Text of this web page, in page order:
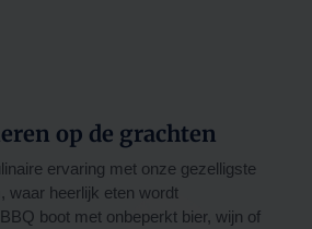
op de grachten
ervaring met onze gezelligste
waar heerlijk eten wordt
boot met onbeperkt bier, wijn of